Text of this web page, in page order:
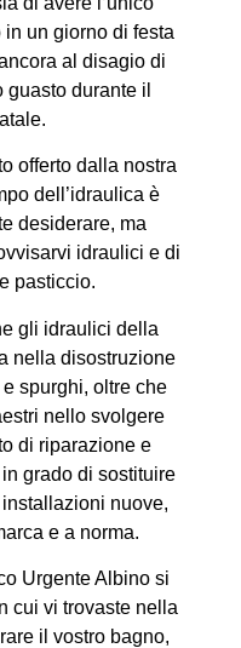
un giorno di festa
al disagio di
durante il
offerto dalla nostra
dell’idraulica è
desiderare, ma
idraulici e di
pasticcio.
gli idraulici della
nella disostruzione
spurghi, oltre che
nello svolgere
di riparazione e
grado di sostituire
nuove,
e a norma.
Urgente Albino si
cui vi trovaste nella
il vostro bagno,